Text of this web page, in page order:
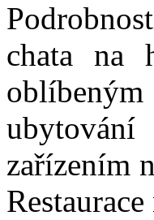
chata na
zařízením